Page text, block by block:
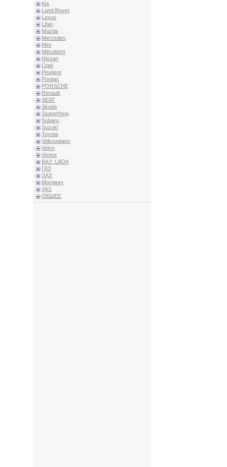
Kia
Land Rover
Lexus
Lifan
Mazda
Mercedes
Mini
Mitsubishi
Nissan
Opel
Peugeot
Pontiac
PORSCHE
Renault
SEAT
Skoda
SsangYong
Subaru
Suzuki
Toyota
Volkswagen
Volvo
Vortex
ВАЗ_LADA
ГАЗ
ЗАЗ
Москвич
УАЗ
ОБЩЕЕ